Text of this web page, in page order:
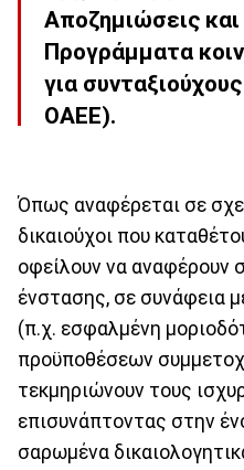
Αποζημιώσεις
Προγράμματα
για
ΟΑΕΕ).
Όπως αναφέρεται σε
δικαιούχοι που
οφείλουν να αναφέρουν
ένστασης, σε συνάφεια
(π.χ. εσφαλμένη
προϋποθέσεων
τεκμηριώνουν τους
επισυνάπτοντας στην
σαρωμένα